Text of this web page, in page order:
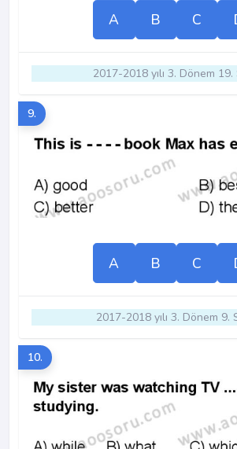
A B C
2017-2018 yılı 3. Dönem 19.
9.
A B C
2017-2018 yılı 3. Dönem 9.
10.